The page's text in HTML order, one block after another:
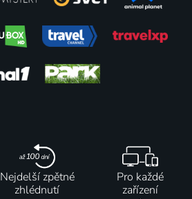
Nejdelší zpětné
zhlédnutí
Pro každé
zařízení